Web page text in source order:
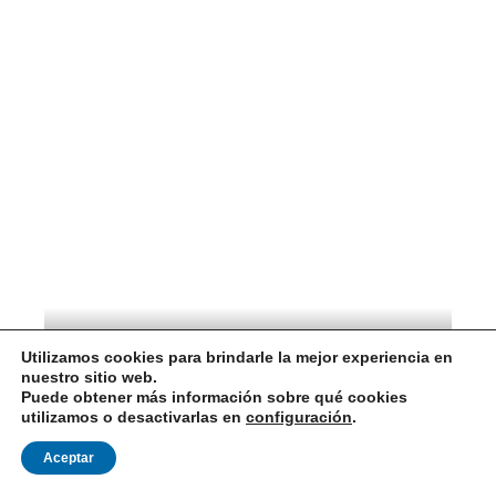
Australia
International Needs
Utilizamos cookies para brindarle la mejor experiencia en
nuestro sitio web.
Puede obtener más información sobre qué cookies
utilizamos o desactivarlas en configuración.
Aceptar